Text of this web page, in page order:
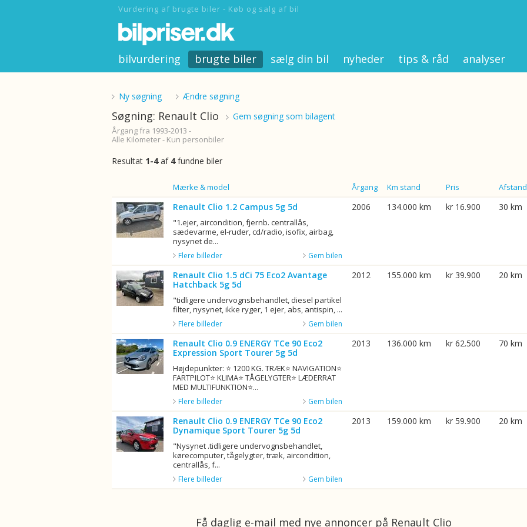
Vurdering af brugte biler - Køb og salg af bil
bilvurdering brugte biler sælg din bil nyheder tips & råd analyser
Ny søgning Ændre søgning
Søgning: Renault Clio Gem søgning som bilagent
Årgang fra 1993-2013 -
Alle Kilometer - Kun personbiler
Resultat 1-4af 4fundne biler
Mærke & model Årgang Km stand Pris Afstand
Renault Clio 1.2 Campus 5g 5d
"1.ejer, aircondition, fjernb. centrallås,
sædevarme, el-ruder, cd/radio, isofix, airbag,
nysynet de...
Gem bilen
Flere billeder
2006 134.000 km kr 16.900 30 km
Renault Clio 1.5 dCi 75 Eco2 Avantage
Hatchback 5g 5d
"tidligere undervognsbehandlet, diesel partikel
filter, nysynet, ikke ryger, 1 ejer, abs, antispin, ...
Gem bilen
Flere billeder
2012 155.000 km kr 39.900 20 km
Renault Clio 0.9 ENERGY TCe 90 Eco2
Expression Sport Tourer 5g 5d
Højdepunkter: ⭐ 1200 KG. TRÆK⭐ NAVIGATION⭐
FARTPILOT⭐ KLIMA⭐ TÅGELYGTER⭐ LÆDERRAT
MED MULTIFUNKTION⭐...
Gem bilen
Flere billeder
2013 136.000 km kr 62.500 70 km
Renault Clio 0.9 ENERGY TCe 90 Eco2
Dynamique Sport Tourer 5g 5d
"Nysynet .tidligere undervognsbehandlet,
kørecomputer, tågelygter, træk, aircondition,
centrallås, f...
Gem bilen
Flere billeder
2013 159.000 km kr 59.900 20 km
Få daglig e-mail med nye annoncer på Renault Clio